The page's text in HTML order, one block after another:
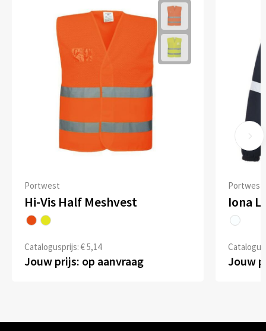
Portwest
Hi-Vis Half Meshvest
Catalogusprijs: € 5,14
Jouw prijs: op aanvraag
Portwest
Iona
Jouw